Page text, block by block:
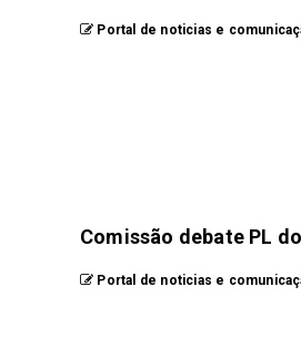
Portal de noticias e
Comissão debate PL
Portal de noticias e